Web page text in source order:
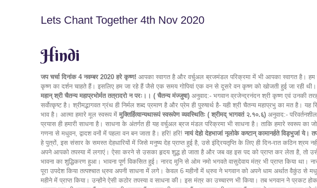
Lets Chant Together 4th Nov 2020
Hindi
जप चर्चा दिनांक 4 नवम्बर 2020 हरे कृष्ण! आपका स्वागत है और वर्चुअल ब्रजमंडल परिक्रमा में भी आपका स्वागत है। हम
कृष्ण का दर्शन चाहते हैं। इसलिए हम जा रहे हैं जैसे एक समय गोपियां एक वन से दूसरे वन कृष्ण को खोजती हुई जा रही थी।
महान् श्री चैतन्य महाप्रभोर्मत तत्रादरो न परः।। ( चैतन्य मंज्जुषा) अनुवाद:- भगवान व्रजेन्द्रनंदन श्री कृष्ण एवं उनकी
सर्वोत्कृष्ट है। श्रीमद्भागवत ग्रंथ ही निर्मल शब्द प्रमाण है और प्रेम ही पुरुषार्थ है- यही श्री चैतन्य महाप्रभु का मत है।
भाव है। आत्मा हमारे मूल स्वरूप में मुक्तिर्हित्वान्यथारूपं स्वरूपेण व्यवस्थितिः ( श्रीमद् भागवतं २.१०.६) अनुवाद:-
प्रयास ही हमारी साधना है। साधना के अंतर्गत ही यह वर्चुअल ब्रज मंडल परिक्रमा भी साधना है। ताकि हमारे स्वरूप
गणना से मधुवन, द्वादश वनों में पहला वन बन जाता है। हरि! हरि! नायं देहो देहभाजां नृलोके कष्टान् कामानर्हते विड्भुजां ये।
हे पुत्रों, इस संसार के समस्त देहधारियों में जिसे मनुष्य देह प्राप्त हुई है, उसे इंद्रियतृप्ति के लिए ही दिन-रात कठिन
अपने आपको तपस्या में लगाएं। ऐसा करने से उसका हृदय शुद्ध हो जाता है और जब वह इस पद को प्राप्त कर लेता है, तो
भावना का शुद्धिकरण हुआ। भावना पूर्ण विकसित हुई। नारद मुनि से ओम नमो भगवते वासुदेवाय मंत्र भी प्राप्त किया
पूरा उपदेश किया तत्पश्चात ध्रुव अपनी साधना में लगे। केवल 6 महीनों में ध्रुव ने भगवान को अपने धाम अर्थात वैकुंठ से
महीने में प्राप्त किया। उन्होंने ऐसी कठोर तपस्या व साधना की। इस मंत्र का उच्चारण भी किया। तब भगवान ने